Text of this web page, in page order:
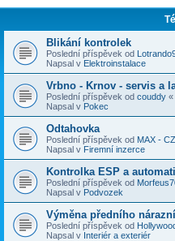
Blikání kontrolek
Poslední příspěvek od
Napsal v Elektroinstalace
Vrbno - Krnov - servis a
Poslední příspěvek od couddy «
Napsal v Pokec
Odtahovka
Poslední příspěvek od MAX - CZ
Napsal v Firemní inzerce
Kontrolka ESP a
Poslední příspěvek od
Napsal v Podvozek
Výměna předního
Poslední příspěvek od
Napsal v Interiér a exteriér